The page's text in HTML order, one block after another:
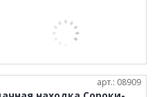
арт.: 08909